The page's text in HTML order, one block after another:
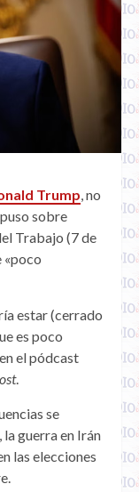
Trump, no
sobre
Trabajo (7 de
«poco
estar (cerrado
es poco
el pódcast
.
se
guerra en Irán
las elecciones